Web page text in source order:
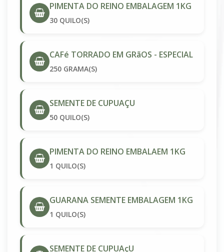
PIMENTA DO REINO EMBALAGEM 1KG
30 QUILO(S)
CAFé TORRADO EM GRãOS - ESPECIAL
250 GRAMA(S)
SEMENTE DE CUPUAÇU
50 QUILO(S)
PIMENTA DO REINO EMBALAEM 1KG
1 QUILO(S)
GUARANA SEMENTE EMBALAGEM 1KG
1 QUILO(S)
SEMENTE DE CUPUAçU